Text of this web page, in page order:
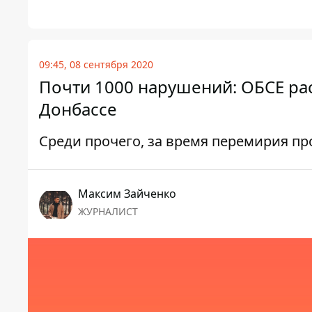
09:45, 08 сентября 2020
Почти 1000 нарушений: ОБСЕ
Донбассе
Среди прочего, за время перемирия
Максим Зайченко
ЖУРНАЛИСТ